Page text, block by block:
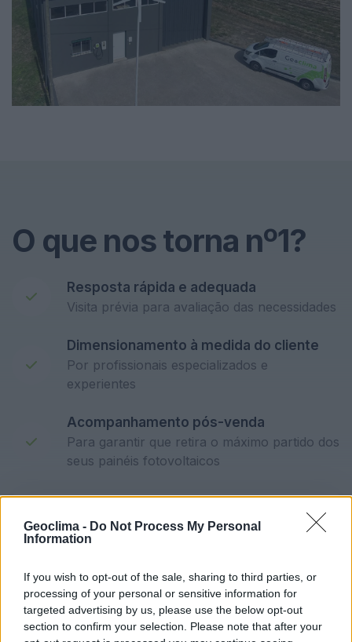
Geoclima - Do Not Process My Personal
Information
If you wish to opt-out of the sale, sharing to third parties, or
processing of your personal or sensitive information for
targeted advertising by us, please use the below opt-out
section to confirm your selection. Please note that after your
O que nos torna nº1?
Resposta rápida e adequada
Visita prévia para avaliação das necessidades
Dimensionamento à medida do cliente
Por profissionais especializados e
experientes
Acompanhamento pós-venda
Para garantir que retira o máximo partido dos
seus painéis fotovoltaicos
Seja contatado por um técnico,
sem qualquer compromisso